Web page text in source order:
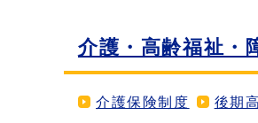
介護・高齢福祉・
介護保険制度 後期